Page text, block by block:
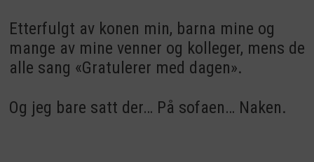
Etterfulgt av konen min, barna mine og
mange av mine venner og kolleger, mens de
alle sang «Gratulerer med dagen».
Og jeg bare satt der… På sofaen… Naken.